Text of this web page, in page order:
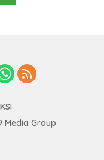
Media Group